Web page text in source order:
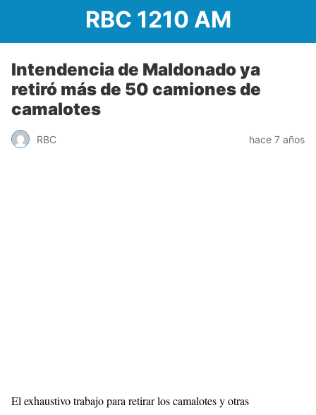
RBC 1210 AM
Intendencia de Maldonado ya
retiró más de 50 camiones de
camalotes
RBC hace 7 años
El exhaustivo trabajo para retirar los camalotes y otras